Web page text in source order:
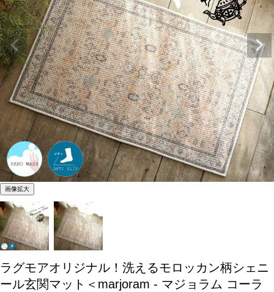
画像拡大
ラグモアオリジナル！洗えるモロッカン柄シェニ
ール玄関マット＜marjoram - マジョラム コーラ